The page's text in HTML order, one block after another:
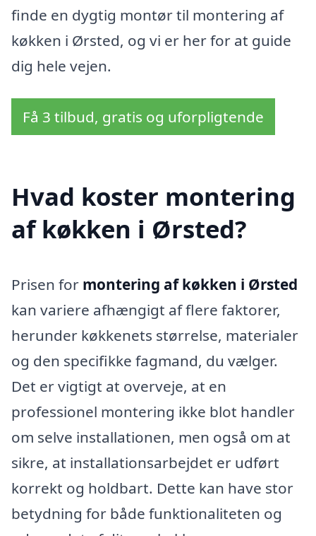
finde en dygtig montør til montering af
køkken i Ørsted, og vi er her for at guide
dig hele vejen.
Få 3 tilbud, gratis og uforpligtende
Hvad koster montering
af køkken i Ørsted?
Prisen for montering af køkken i Ørsted
kan variere afhængigt af flere faktorer,
herunder køkkenets størrelse, materialer
og den specifikke fagmand, du vælger.
Det er vigtigt at overveje, at en
professionel montering ikke blot handler
om selve installationen, men også om at
sikre, at installationsarbejdet er udført
korrekt og holdbart. Dette kan have stor
betydning for både funktionaliteten og